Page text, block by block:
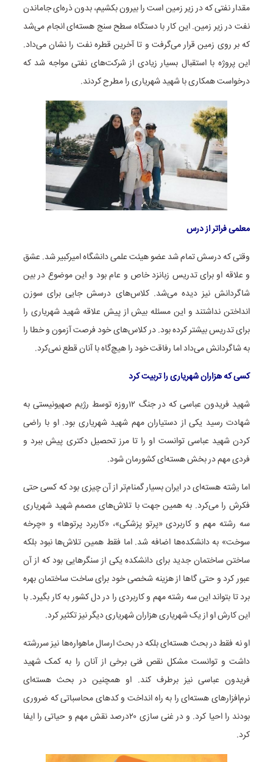
مقدار نفتی که در زیر زمین است را بیرون بکشیم، بدون ذره‌ای جاماندن
نفت در زیر زمین. این کار با دستگاه سطح سنج هسته‌ای انجام می‌شد
که بر روی زمین قرار می‌گرفت و تا آخرین قطره نفت را نشان می‌داد.
این پروژه با استقبال بسیار زیادی از شرکت‌های نفتی مواجه شد که
درخواست همکاری با شهید شهریاری را مطرح کردند.
معلمی فراتر از درس
وقتی که درسش تمام شد عضو هیئت علمی دانشگاه امیرکبیر شد. عشق
و علاقه او برای تدریس زبانزد خاص و عام بود و این موضوع در بین
شاگردانش نیز دیده می‌شد. کلاس‌های درسش جایی برای سوزن
انداختن نداشتند و این مسئله بیش از پیش علاقه شهید شهریاری را
برای تدریس بیشتر کرده بود. در کلاس‌های خود فرصت آزمون و خطا را
به شاگردانش می‌داد اما رفاقت خود را هیچ‌گاه با آنان قطع نمی‌کرد.
کسی که هزاران شهریاری را تربیت کرد
شهید فریدون عباسی که در جنگ ۱۲روزه توسط رژیم صهیونیستی به
شهادت رسید یکی از دستیاران مهم شهید شهریاری بود. او با راضی
کردن شهید عباسی توانست او را تا مرز تحصیل دکتری پیش ببرد و
فردی مهم در بخش هسته‌ای کشورمان شود.
اما رشته هسته‌ای در ایران بسیار گمنام‌تر از آن چیزی بود که کسی حتی
فکرش را می‌کرد. به همین جهت با تلاش‌های مصمم شهید شهریاری
سه رشته مهم و کاربردی «پرتو پزشکی»، «کاربرد پرتوها» و «چرخه
سوخت» به دانشکده‌ها اضافه شد. اما فقط همین تلاش‌ها نبود بلکه
ساختن ساختمان جدید برای دانشکده یکی از سنگرهایی بود که از آن
عبور کرد و حتی گاها از هزینه شخصی خود برای ساخت ساختمان بهره
برد تا بتواند این سه رشته مهم و کاربردی را در دل کشور به کار بگیرد. با
این کارش او از یک شهریاری هزاران شهریاری دیگر نیز تکثیر کرد.
او نه فقط در بحث هسته‌ای بلکه در بحث ارسال ماهواره‌ها نیز سررشته
داشت و توانست مشکل نقص فنی برخی از آنان را به کمک شهید
فریدون عباسی نیز برطرف کند. او همچنین در بحث هسته‌ای
نرم‌افزارهای هسته‌ای را به راه انداخت و کدهای محاسباتی که ضروری
بودند را احیا کرد. و در غنی سازی ۲۰درصد نقش مهم و حیاتی را ایفا
کرد.